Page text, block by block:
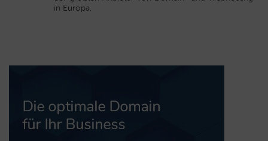
in Europa.